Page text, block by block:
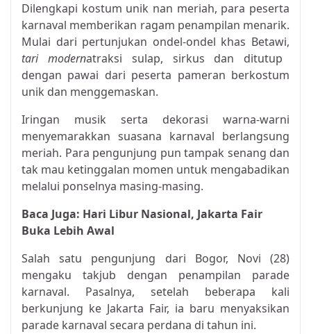
Dilengkapi kostum unik nan meriah, para peserta
karnaval memberikan ragam penampilan menarik.
Mulai dari pertunjukan ondel-ondel khas Betawi,
tari modernatraksi sulap, sirkus dan ditutup
dengan pawai dari peserta pameran berkostum
unik dan menggemaskan.
Iringan musik serta dekorasi warna-warni
menyemarakkan suasana karnaval berlangsung
meriah. Para pengunjung pun tampak senang dan
tak mau ketinggalan momen untuk mengabadikan
melalui ponselnya masing-masing.
Baca Juga: Hari Libur Nasional, Jakarta Fair
Buka Lebih Awal
Salah satu pengunjung dari Bogor, Novi (28)
mengaku takjub dengan penampilan parade
karnaval. Pasalnya, setelah beberapa kali
berkunjung ke Jakarta Fair, ia baru menyaksikan
parade karnaval secara perdana di tahun ini.